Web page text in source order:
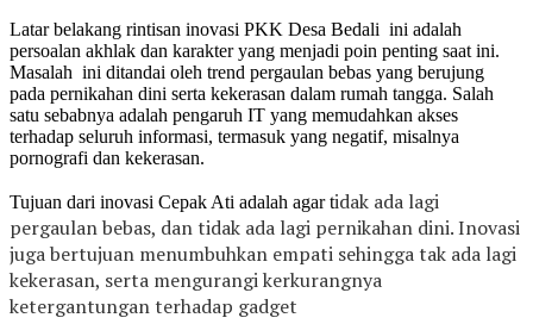
Latar belakang rintisan inovasi PKK Desa Bedali ini adalah
persoalan akhlak dan karakter yang menjadi poin penting saat ini.
Masalah ini ditandai oleh trend pergaulan bebas yang berujung
pada pernikahan dini serta kekerasan dalam rumah tangga. Salah
satu sebabnya adalah pengaruh IT yang memudahkan akses
terhadap seluruh informasi, termasuk yang negatif, misalnya
pornografi dan kekerasan.
Tujuan dari inovasi Cepak Ati adalah agar tidak ada lagi
pergaulan bebas, dan tidak ada lagi pernikahan dini. Inovasi
juga bertujuan menumbuhkan empati sehingga tak ada lagi
kekerasan, serta mengurangi kerkurangnya
ketergantungan terhadap gadget